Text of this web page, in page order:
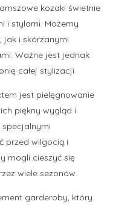
kozaki świetnie
i stylami. Możemy
jak i skórzanymi
Ważne jest jednak
całej stylizacji.
jest pielęgnowanie
piękny wygląd i
specjalnymi
przed wilgocią i
mogli cieszyć się
wiele sezonów.
garderoby, który